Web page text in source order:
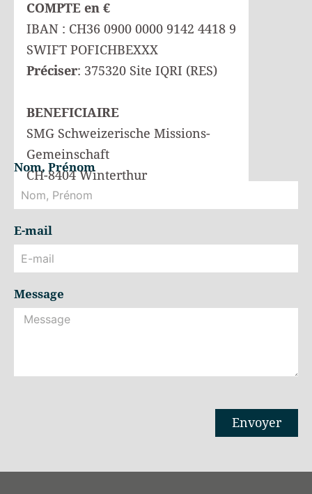
COMPTE en €
IBAN : CH36 0900 0000 9142 4418 9
SWIFT POFICHBEXXX
Préciser: 375320 Site IQRI (RES)
BENEFICIAIRE
SMG Schweizerische Missions-
Gemeinschaft
CH-8404 Winterthur
Nom, Prénom
E-mail
Message
Envoyer